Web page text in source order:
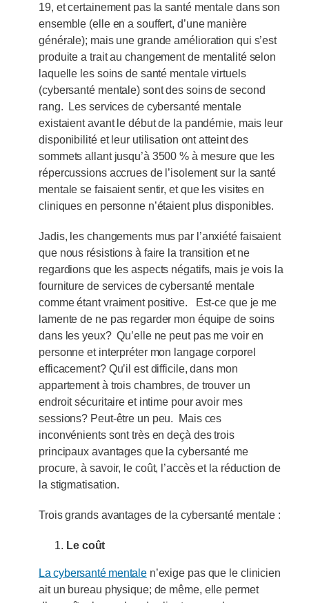
19, et certainement pas la santé mentale dans son
ensemble (elle en a souffert, d’une manière
générale); mais une grande amélioration qui s’est
produite a trait au changement de mentalité selon
laquelle les soins de santé mentale virtuels
(cybersanté mentale) sont des soins de second
rang. Les services de cybersanté mentale
existaient avant le début de la pandémie, mais leur
disponibilité et leur utilisation ont atteint des
sommets allant jusqu’à 3500 % à mesure que les
répercussions accrues de l’isolement sur la santé
mentale se faisaient sentir, et que les visites en
cliniques en personne n’étaient plus disponibles.
Jadis, les changements mus par l’anxiété faisaient
que nous résistions à faire la transition et ne
regardions que les aspects négatifs, mais je vois la
fourniture de services de cybersanté mentale
comme étant vraiment positive. Est-ce que je me
lamente de ne pas regarder mon équipe de soins
dans les yeux? Qu’elle ne peut pas me voir en
personne et interpréter mon langage corporel
efficacement? Qu’il est difficile, dans mon
appartement à trois chambres, de trouver un
endroit sécuritaire et intime pour avoir mes
sessions? Peut-être un peu. Mais ces
inconvénients sont très en deçà des trois
principaux avantages que la cybersanté me
procure, à savoir, le coût, l’accès et la réduction de
la stigmatisation.
Trois grands avantages de la cybersanté mentale :
Le coût
La cybersanté mentalen’exige pas que le clinicien
ait un bureau physique; de même, elle permet